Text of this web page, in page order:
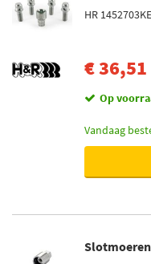
HR
€ 36,51
Op
Vandaag
Slotmoeren